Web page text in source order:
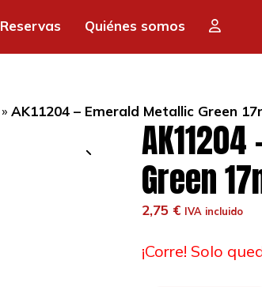
Reservas Quiénes somos
» AK11204 – Emerald Metallic Green
Green
2,75 € IVA incluido
¡Corre! Solo